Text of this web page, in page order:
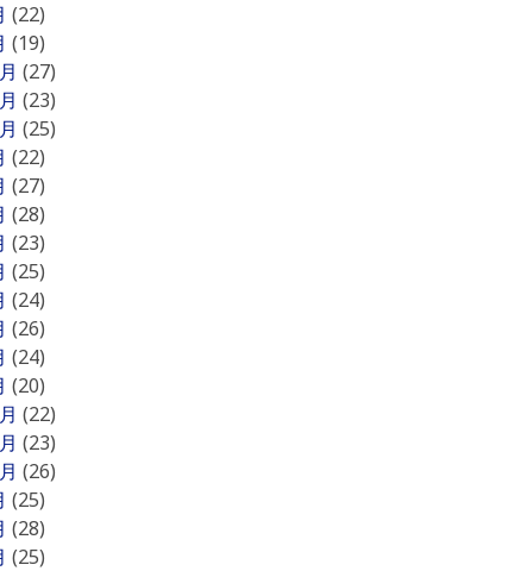
(22)
(19)
(27)
(23)
(25)
(22)
(27)
(28)
(23)
(25)
(24)
(26)
(24)
(20)
(22)
(23)
(26)
(25)
(28)
(25)